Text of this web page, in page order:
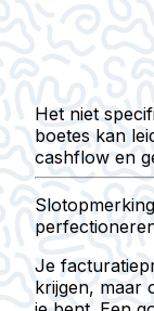
Het niet
boetes kan
cashflow en
Je
krijgen, maar